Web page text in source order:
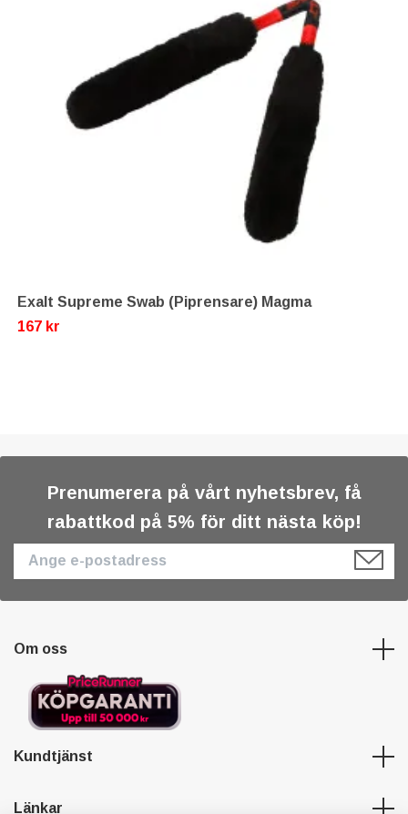
Exalt Supreme Swab (Piprensare) Magma
167 kr
Prenumerera på vårt nyhetsbrev, få
rabattkod på 5% för ditt nästa köp!
Om oss
Kundtjänst
Länkar